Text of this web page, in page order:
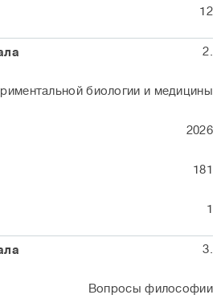
12
2.
биологии и медицины
2026
181
1
3.
Вопросы философии